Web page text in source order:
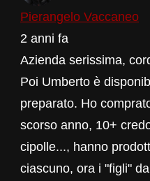
Pierangelo Vaccaneo
2 anni fa
Azienda serissima,
Poi Umberto è
preparato. Ho
scorso anno, 10+
cipolle..., hanno
ciascuno, ora i "figli"